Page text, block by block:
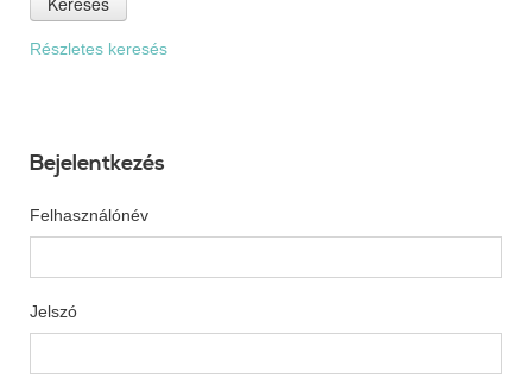
Részletes keresés
Bejelentkezés
Felhasználónév
Jelszó